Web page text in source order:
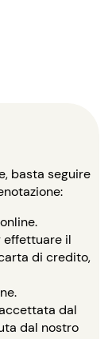
basta seguire
effettuare il
di credito,
dal
dal nostro